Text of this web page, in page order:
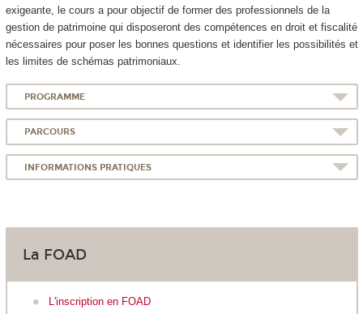
exigeante, le cours a pour objectif de former des professionnels de la
gestion de patrimoine qui disposeront des compétences en droit et fiscalité
nécessaires pour poser les bonnes questions et identifier les possibilités et
les limites de schémas patrimoniaux.
PROGRAMME
PARCOURS
INFORMATIONS PRATIQUES
La FOAD
L'inscription en FOAD